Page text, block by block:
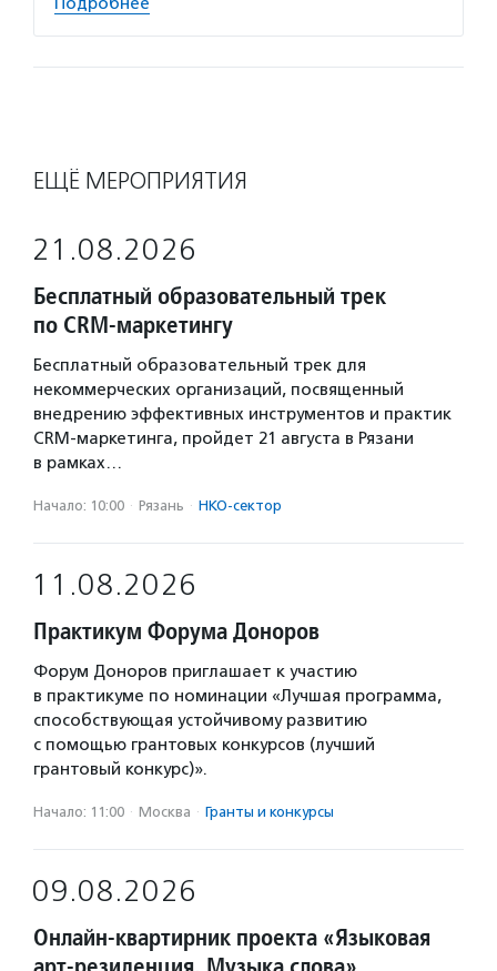
ЕЩЁ МЕРОПРИЯТИЯ
21.08.2026
Бесплатный образовательный трек
по CRM-маркетингу
Бесплатный образовательный трек для
некоммерческих организаций, посвященный
внедрению эффективных инструментов и практик
CRM-маркетинга, пройдет 21 августа в Рязани
в рамках…
Начало: 10:00 · Рязань · НКО-сектор
11.08.2026
Практикум Форума Доноров
Форум Доноров приглашает к участию
в практикуме по номинации «Лучшая программа,
способствующая устойчивому развитию
с помощью грантовых конкурсов (лучший
грантовый конкурс)».
Начало: 11:00 · Москва · Гранты и конкурсы
09.08.2026
Онлайн-квартирник проекта «Языковая